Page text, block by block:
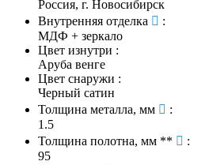
Россия, г. Новосибирск
Внутренняя отделка
:
МДФ + зеркало
Цвет изнутри :
Аруба венге
Цвет снаружи :
Черный сатин
Толщина металла, мм
:
1.5
Толщина полотна, мм **
:
95